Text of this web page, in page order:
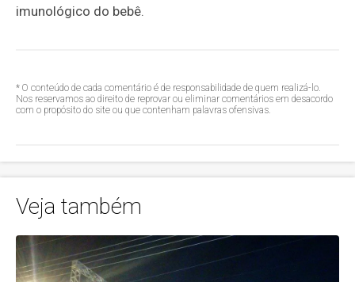
imunológico do bebê.
* O conteúdo de cada comentário é de responsabilidade de quem realizá-lo.
Nos reservamos ao direito de reprovar ou eliminar comentários em desacordo
com o propósito do site ou que contenham palavras ofensivas.
Veja também